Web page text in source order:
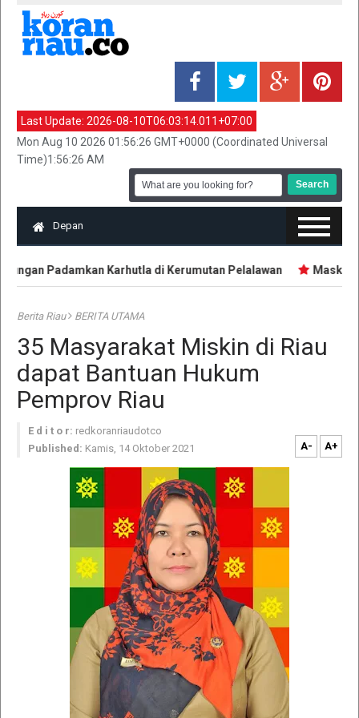
Last Update: 2026-08-10T06:03:14.011+07:00
Mon Aug 10 2026 01:56:26 GMT+0000 (Coordinated Universal
Time)1:56:26 AM
Depan
Padamkan Karhutla di Kerumutan Pelalawan Maskapai
Berita Riau BERITA UTAMA
35 Masyarakat Miskin di Riau
dapat Bantuan Hukum
Pemprov Riau
E d i t o r: redkoranriaudotco
Published: Kamis, 14 Oktober 2021 A- A+